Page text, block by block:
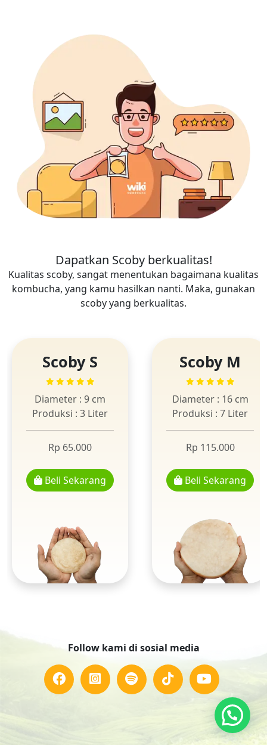
Dapatkan Scoby berkualitas!
Kualitas scoby, sangat menentukan bagaimana kualitas
kombucha, yang kamu hasilkan nanti. Maka, gunakan
scoby yang berkualitas.
Scoby S
Diameter : 9 cm
Produksi : 3 Liter
Rp 65.000
Beli Sekarang
Scoby M
Diameter : 16 cm
Produksi : 7 Liter
Rp 115.000
Beli Sekarang
Follow kami di sosial media